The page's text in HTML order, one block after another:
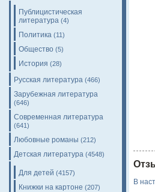
Публицистическая
литература (4)
Политика (11)
Общество (5)
История (28)
Русская литература (466)
Зарубежная литература
(646)
Современная литература
(641)
Любовные романы (212)
Детская литература (4548)
Для детей (4157)
Книжки на картоне (207)
В